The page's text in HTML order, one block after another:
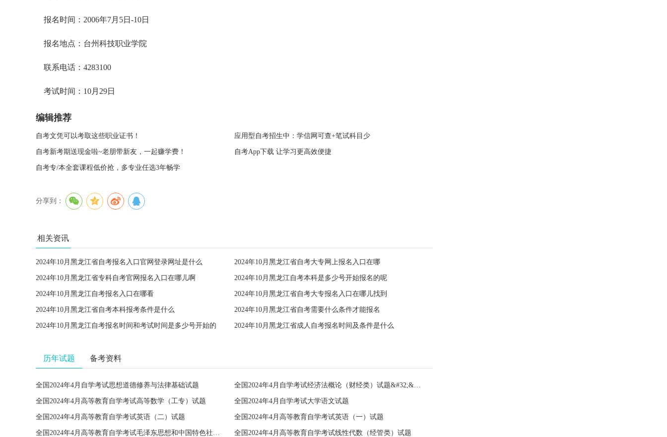
报名时间：2006年7月5日-10日
报名地点：台州科技职业学院
联系电话：4283100
考试时间：10月29日
编辑推荐
自考文凭可以考取这些职业证书！ 应用型自考招生中：学信网可查+笔试科目少
自考新考期送现金啦~老朋带新友，一起赚学费！ 自考App下载 让学习更高效便捷
自考专/本全套课程低价抢，多专业任选3年畅学
分享到：
相关资讯
2024年10月黑龙江省自考报名入口官网登录网址是什么 2024年10月黑龙江省自考大专网上报名入口在哪
2024年10月黑龙江省专科自考官网报名入口在哪儿啊 2024年10月黑龙江自考本科是多少号开始报名的呢
2024年10月黑龙江自考报名入口在哪看 2024年10月黑龙江省自考大专报名入口在哪儿找到
2024年10月黑龙江省自考本科报考条件是什么 2024年10月黑龙江省自考需要什么条件才能报名
2024年10月黑龙江自考报名时间和考试时间是多少号开始的 2024年10月黑龙江省成人自考报名时间及条件是什么
历年试题 备考资料
全国2024年4月自学考试思想道德修养与法律基础试题 全国2024年4月自学考试经济法概论（财经类）试题&#32;&#32;
全国2024年4月高等教育自学考试高等数学（工专）试题 全国2024年4月自学考试大学语文试题
全国2024年4月高等教育自学考试英语（二）试题 全国2024年4月高等教育自学考试英语（一）试题
全国2024年4月高等教育自学考试毛泽东思想和中国特色社会主义理论体系概论试题 全国2024年4月高等教育自学考试线性代数（经管类）试题